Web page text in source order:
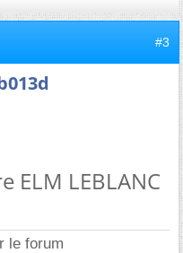
#3
ELM LEBLANC
le forum